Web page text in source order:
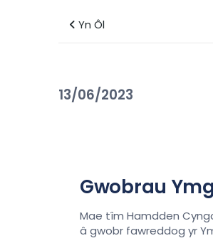
Yn Ôl
13/06/2023
Gwobrau
Mae tîm Hamdden
â gwobr fawreddog yr